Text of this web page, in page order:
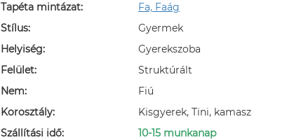
Tapéta mintázat:
Fa, Faág
Stílus:
Gyermek
Helyiség:
Gyerekszoba
Felület:
Struktúrált
Nem:
Fiú
Korosztály:
Kisgyerek, Tini, kamasz
Szállítási idő:
10-15 munkanap